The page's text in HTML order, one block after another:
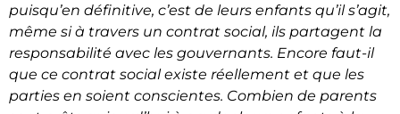
puisqu’en définitive, c’est de leurs enfants qu’il s’agit,
même si à travers un contrat social, ils partagent la
responsabilité avec les gouvernants. Encore faut-il
que ce contrat social existe réellement et que les
parties en soient conscientes. Combien de parents